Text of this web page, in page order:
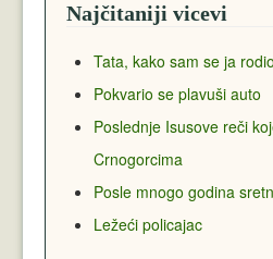
Najčitaniji vicevi
Tata, kako sam se ja
Pokvario se plavuši auto
Poslednje Isusove reči
Crnogorcima
Posle mnogo godina
Ležeći policajac